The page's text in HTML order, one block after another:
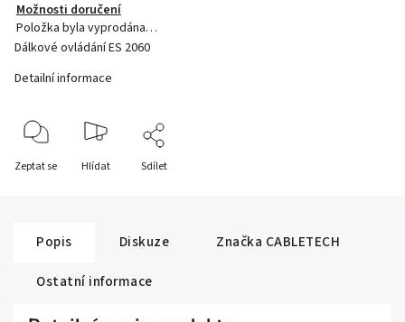
Možnosti doručení
Položka byla vyprodána…
Dálkové ovládání ES 2060
Detailní informace
Zeptat se Hlídat Sdílet
Popis Diskuze Značka CABLETECH
Ostatní informace